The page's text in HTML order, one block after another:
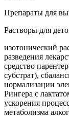
Препараты для
Растворы для
изотонический
разведения
средство
субстрат),
нормализации
Рингера с
ускорения
метаболизма